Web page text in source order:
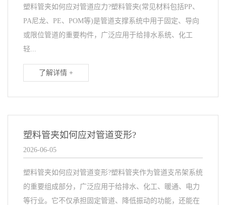
塑料管夹如何应对管道应力?塑料管夹(常见材料包括PP、
PA尼龙、PE、POM等)是管道支撑系统中用于固定、导向
或限位管道的重要构件，广泛应用于给排水系统、化工
轻...
了解详情 +
塑料管夹如何应对管道变形?
2026-06-05
塑料管夹如何应对管道变形?塑料管夹作为管道支吊架系统
的重要组成部分，广泛应用于给排水、化工、暖通、电力
等行业。它不仅承担固定管道、降低振动的功能，还能在